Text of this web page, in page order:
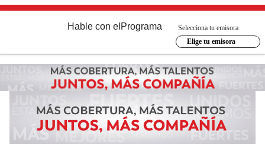
Hable con el Programa
Selecciona tu emisora
Elige tu emisora